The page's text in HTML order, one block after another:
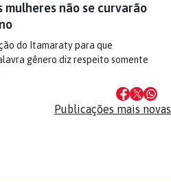
mulheres não se curvarão
do Itamaraty para que
gênero diz respeito somente
Publicações mais novas